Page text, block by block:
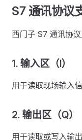
S7 通讯协议
西门子 S7 通讯协
1. 输入区（I）
用于读取现场输入
2. 输出区（Q）
用于读取或写入输